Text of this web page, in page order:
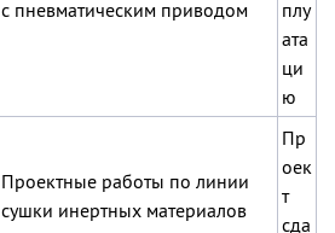
с пневматическим приводом
плу
ата
ци
ю
Проектные работы по линии
сушки инертных материалов
Пр
оек
т
сда